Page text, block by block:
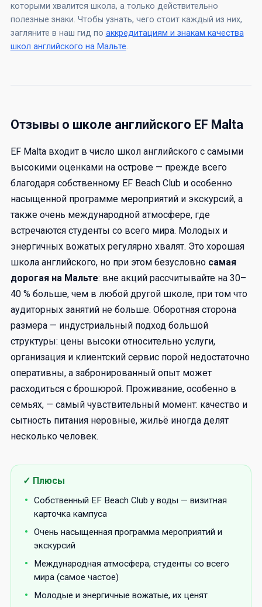
которыми хвалится школа, а только действительно
полезные знаки. Чтобы узнать, чего стоит каждый из них,
загляните в наш гид по аккредитациям и знакам качества
школ английского на Мальте.
Отзывы о школе английского EF Malta
EF Malta входит в число школ английского с самыми
высокими оценками на острове — прежде всего
благодаря собственному EF Beach Club и особенно
насыщенной программе мероприятий и экскурсий, а
также очень международной атмосфере, где
встречаются студенты со всего мира. Молодых и
энергичных вожатых регулярно хвалят. Это хорошая
школа английского, но при этом безусловно самая
дорогая на Мальте: вне акций рассчитывайте на 30–
40 % больше, чем в любой другой школе, при том что
аудиторных занятий не больше. Оборотная сторона
размера — индустриальный подход большой
структуры: цены высоки относительно услуги,
организация и клиентский сервис порой недостаточно
оперативны, а забронированный опыт может
расходиться с брошюрой. Проживание, особенно в
семьях, — самый чувствительный момент: качество и
сытность питания неровные, жильё иногда делят
несколько человек.
Плюсы
Собственный EF Beach Club у воды — визитная
карточка кампуса
Очень насыщенная программа мероприятий и
экскурсий
Международная атмосфера, студенты со всего
мира (самое частое)
Молодые и энергичные вожатые, их ценят